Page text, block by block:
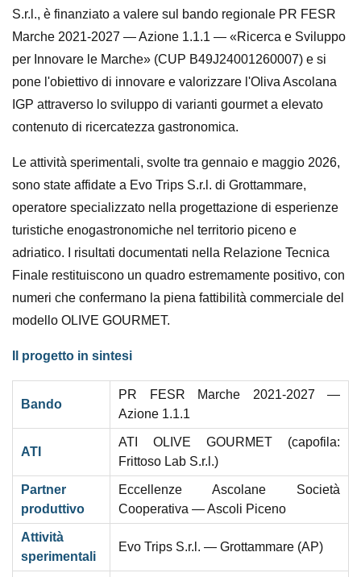
S.r.l., è finanziato a valere sul bando regionale PR FESR
Marche 2021-2027 — Azione 1.1.1 — «Ricerca e Sviluppo
per Innovare le Marche» (CUP B49J24001260007) e si
pone l'obiettivo di innovare e valorizzare l'Oliva Ascolana
IGP attraverso lo sviluppo di varianti gourmet a elevato
contenuto di ricercatezza gastronomica.
Le attività sperimentali, svolte tra gennaio e maggio 2026,
sono state affidate a Evo Trips S.r.l. di Grottammare,
operatore specializzato nella progettazione di esperienze
turistiche enogastronomiche nel territorio piceno e
adriatico. I risultati documentati nella Relazione Tecnica
Finale restituiscono un quadro estremamente positivo, con
numeri che confermano la piena fattibilità commerciale del
modello OLIVE GOURMET.
Il progetto in sintesi
Bando
PR FESR Marche 2021-2027 —
Azione 1.1.1
ATI
ATI OLIVE GOURMET (capofila:
Frittoso Lab S.r.l.)
Partner
produttivo
Eccellenze Ascolane Società
Cooperativa — Ascoli Piceno
Attività
sperimentali
Evo Trips S.r.l. — Grottammare (AP)